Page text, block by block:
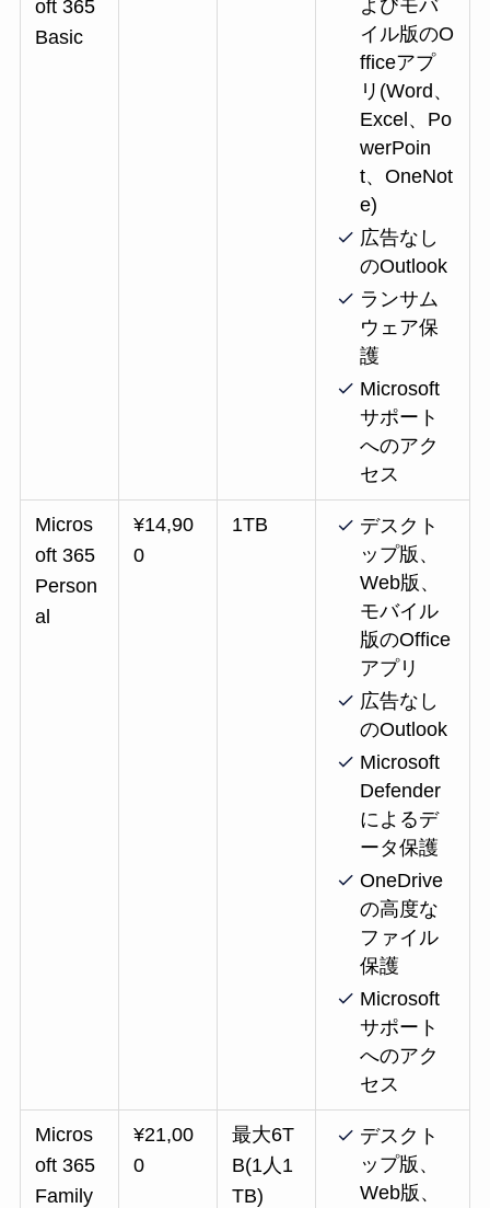
oft 365
Basic
よびモバ
イル版のO
fficeアプ
リ(Word、
Excel、Po
werPoin
t、OneNot
e)
広告なし
のOutlook
ランサム
ウェア保
護
Microsoft
サポート
へのアク
セス
Micros
oft 365
Person
al
¥14,90
0
1TB
デスクト
ップ版、
Web版、
モバイル
版のOffice
アプリ
広告なし
のOutlook
Microsoft
Defender
によるデ
ータ保護
OneDrive
の高度な
ファイル
保護
Microsoft
サポート
へのアク
セス
Micros
oft 365
Family
¥21,00
0
最大6T
B(1人1
TB)
デスクト
ップ版、
Web版、